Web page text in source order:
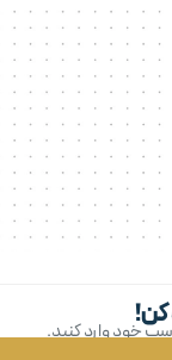
کن!خود وارد کنید.